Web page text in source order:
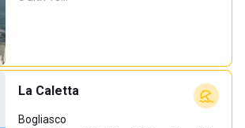
La Caletta
Bogliasco